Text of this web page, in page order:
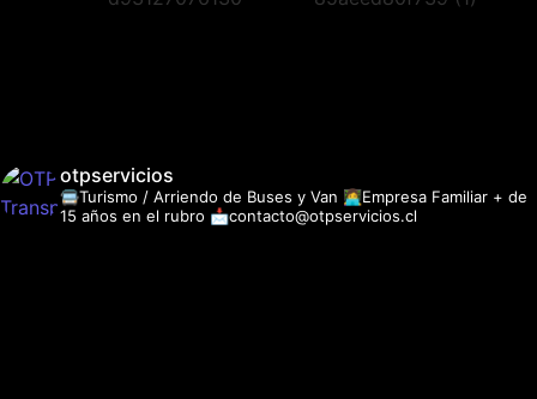
otpservicios
🚍Turismo / Arriendo de Buses y Van 👩‍💻Empresa Familiar + de
15 años en el rubro 📩contacto@otpservicios.cl